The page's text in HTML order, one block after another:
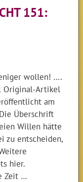
151:
wollen! ….
Original-Artikel
am
Überschrift
Willen hätte
zu entscheiden,
hier.
Zeit …